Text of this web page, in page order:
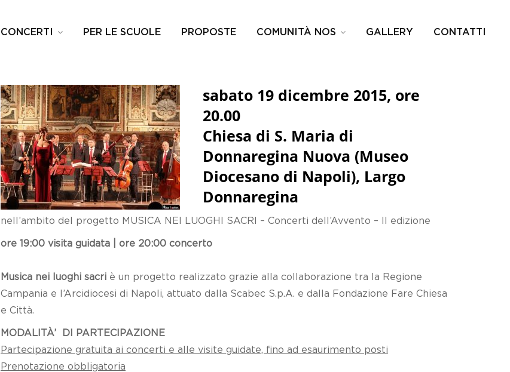
CONCERTI PER LE SCUOLE PROPOSTE COMUNITÀ NOS GALLERY CONTATTI
sabato 19 dicembre 2015, ore
20.00
Chiesa di S. Maria di
Donnaregina Nuova (Museo
Diocesano di Napoli), Largo
Donnaregina
nell’ambito del progetto MUSICA NEI LUOGHI SACRI – Concerti dell’Avvento – II edizione
ore 19:00 visita guidata | ore 20:00 concerto
Musica nei luoghi sacri è un progetto realizzato grazie alla collaborazione tra la Regione
Campania e l’Arcidiocesi di Napoli, attuato dalla Scabec S.p.A. e dalla Fondazione Fare Chiesa
e Città.
MODALITÀ’ DI PARTECIPAZIONE
Partecipazione gratuita ai concerti e alle visite guidate, fino ad esaurimento posti
Prenotazione obbligatoria